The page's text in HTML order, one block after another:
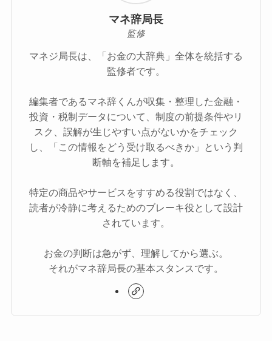
マネ辞局長
監修
マネジ局長は、「お金の大辞典」全体を統括する
監修者です。
編集者であるマネ辞くんが収集・整理した金融・
投資・税制データについて、制度の前提条件やリ
スク、誤解が生じやすい点がないかをチェック
し、「この情報をどう受け取るべきか」という判
断軸を補足します。
特定の商品やサービスをすすめる役割ではなく、
読者が冷静に考えるためのブレーキ役として設計
されています。
お金の判断は急がず、理解してから選ぶ。
それがマネ辞局長の基本スタンスです。